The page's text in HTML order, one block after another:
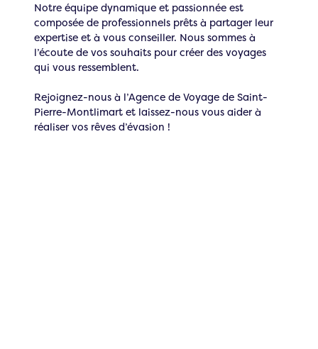
Notre équipe dynamique et passionnée est
composée de professionnels prêts à partager leur
expertise et à vous conseiller. Nous sommes à
l’écoute de vos souhaits pour créer des voyages
qui vous ressemblent.
Rejoignez-nous à l’Agence de Voyage de Saint-
Pierre-Montlimart et laissez-nous vous aider à
réaliser vos rêves d’évasion !